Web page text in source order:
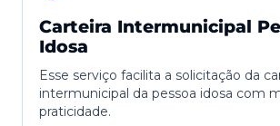
Carteira Intermunicipal
Idosa
Esse serviço facilita a solicitação da
intermunicipal da pessoa idosa com
praticidade.